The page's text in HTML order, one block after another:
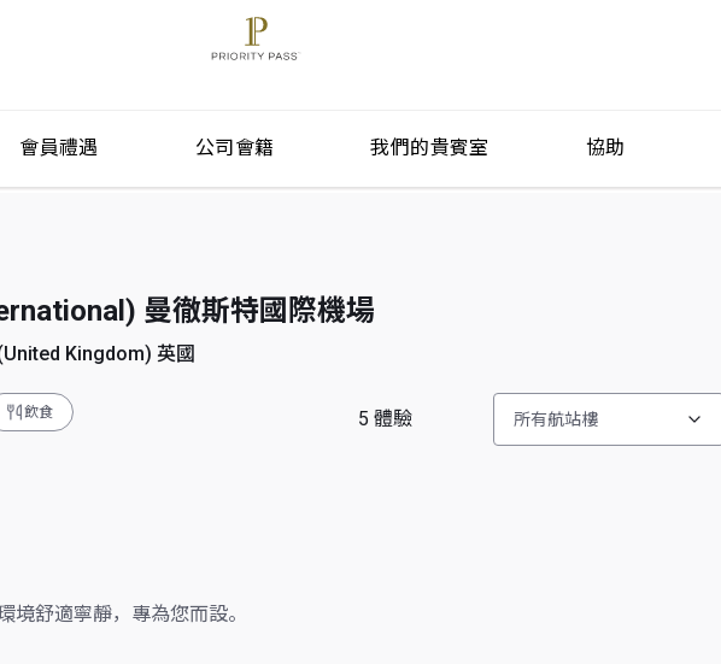
會員禮遇 公司會籍 我們的貴賓室 協助
曼徹斯特國際機場
Kingdom) 英國
飲食 5 體驗 所有航站樓
境舒適寧靜，專為您而設。